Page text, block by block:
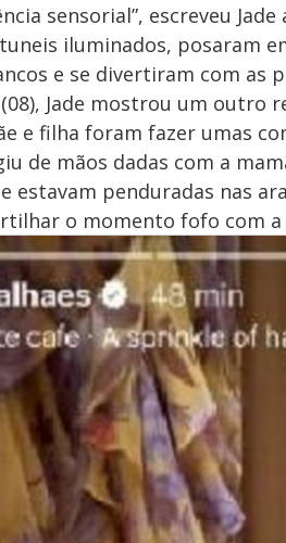
sensorial”, escreveu
iluminados, posaram
e se divertiram com as
Jade mostrou um outro
e filha foram fazer umas
de mãos dadas com a
estavam penduradas nas
o momento fofo com a